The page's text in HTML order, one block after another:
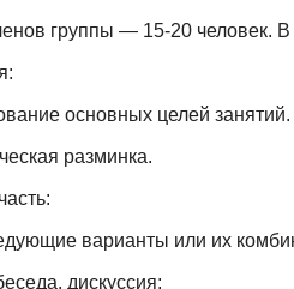
группы — 15-20 человек.
основных целей занятий.
разминка.
варианты или их
дискуссия;